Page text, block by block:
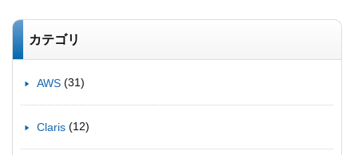
カテゴリ
AWS (31)
Claris (12)